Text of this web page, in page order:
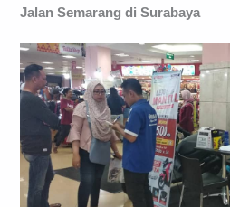
Jalan Semarang di Surabaya